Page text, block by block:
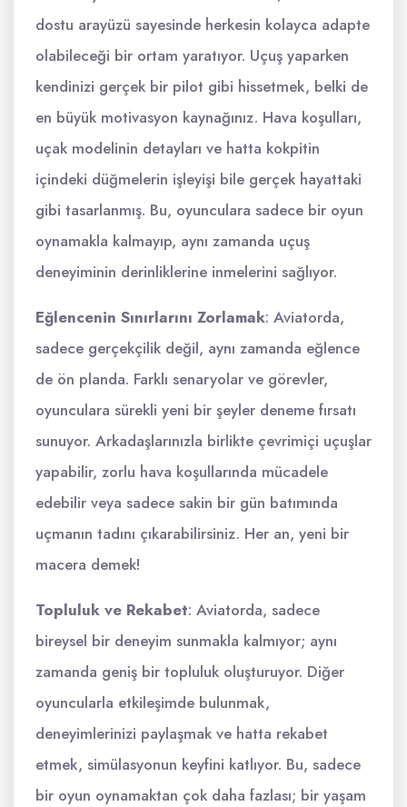
dostu arayüzü sayesinde herkesin kolayca adapte
olabileceği bir ortam yaratıyor. Uçuş yaparken
kendinizi gerçek bir pilot gibi hissetmek, belki de
en büyük motivasyon kaynağınız. Hava koşulları,
uçak modelinin detayları ve hatta kokpitin
içindeki düğmelerin işleyişi bile gerçek hayattaki
gibi tasarlanmış. Bu, oyunculara sadece bir oyun
oynamakla kalmayıp, aynı zamanda uçuş
deneyiminin derinliklerine inmelerini sağlıyor.
Eğlencenin Sınırlarını Zorlamak: Aviatorda,
sadece gerçekçilik değil, aynı zamanda eğlence
de ön planda. Farklı senaryolar ve görevler,
oyunculara sürekli yeni bir şeyler deneme fırsatı
sunuyor. Arkadaşlarınızla birlikte çevrimiçi uçuşlar
yapabilir, zorlu hava koşullarında mücadele
edebilir veya sadece sakin bir gün batımında
uçmanın tadını çıkarabilirsiniz. Her an, yeni bir
macera demek!
Topluluk ve Rekabet: Aviatorda, sadece
bireysel bir deneyim sunmakla kalmıyor; aynı
zamanda geniş bir topluluk oluşturuyor. Diğer
oyuncularla etkileşimde bulunmak,
deneyimlerinizi paylaşmak ve hatta rekabet
etmek, simülasyonun keyfini katlıyor. Bu, sadece
bir oyun oynamaktan çok daha fazlası; bir yaşam